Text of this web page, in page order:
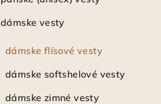
dámske vesty
dámske flísové vesty
dámske softshelové vesty
dámske zimné vesty